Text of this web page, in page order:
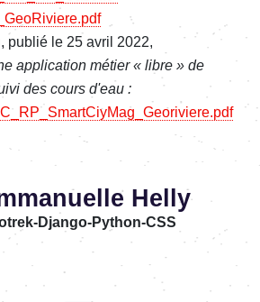
, publié le 25 avril 2022,
application métier « libre » de
des cours d'eau :
Helly
Django-Python-CSS